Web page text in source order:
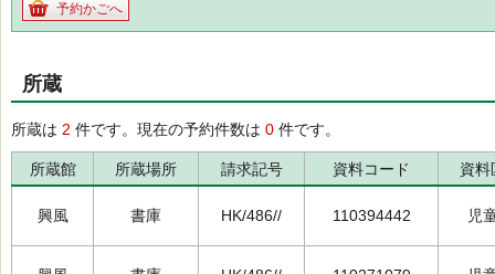
予約かごへ
所蔵
所蔵は 2 件です。現在の予約件数は 0 件です。
所蔵館 所蔵場所 請求記号 資料コード 資料
興風 書庫 HK/486// 110394442 児